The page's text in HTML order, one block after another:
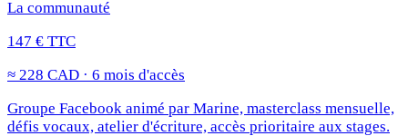
La communauté
147 € TTC
≈ 228 CAD · 6 mois d'accès
Groupe Facebook animé par Marine, masterclass mensuelle,
défis vocaux, atelier d'écriture, accès prioritaire aux stages.